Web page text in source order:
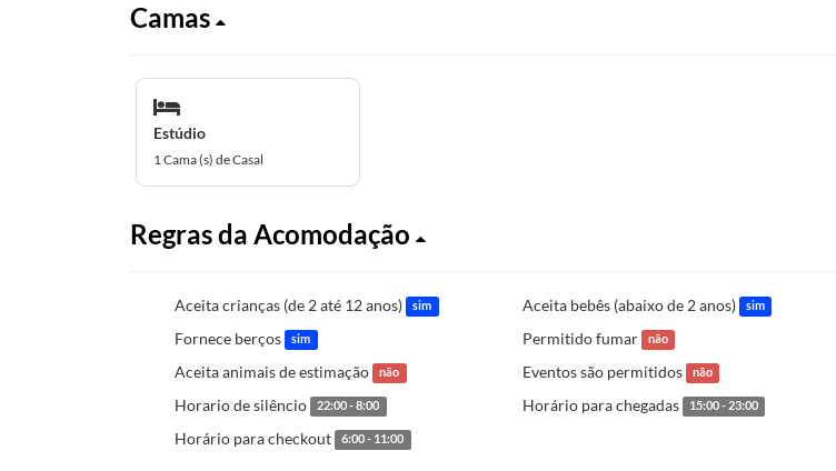
Camas
Estúdio
1 Cama (s) de Casal
Regras da Acomodação
Aceita crianças (de 2 até 12 anos) sim Aceita bebês (abaixo de 2 anos) sim
Fornece berços sim Permitido fumar não
Aceita animais de estimação não Eventos são permitidos não
Horario de silêncio 22:00 - 8:00 Horário para chegadas 15:00 - 23:00
Horário para checkout 6:00 - 11:00